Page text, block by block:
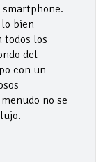
bien
todos los
del
con un
no se